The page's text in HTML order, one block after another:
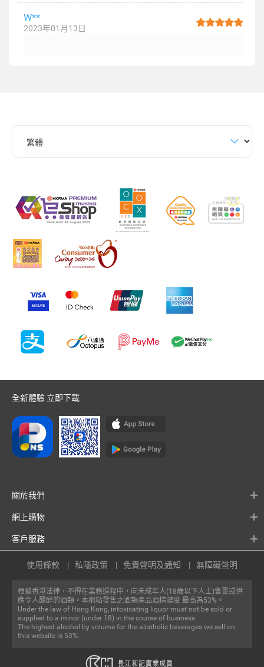
W**
2023年01月13日
全新體驗 立即下載
關於我們
網上購物
客戶服務
根據香港法律，不得在業務過程中，向未成年人(18歲以下人士)售賣或供
應令人醺醉的酒類。本網站發售之酒類產品酒精濃度 最高為53%。
Under the law of Hong Kong, intoxicating liquor must not be sold or
supplied to a minor (under 18) in the course of business.
The highest alcohol by volume for the alcoholic beverages we sell on
this website is 53%.
使用條款 私隱政策 免責聲明及通知 無障礙聲明